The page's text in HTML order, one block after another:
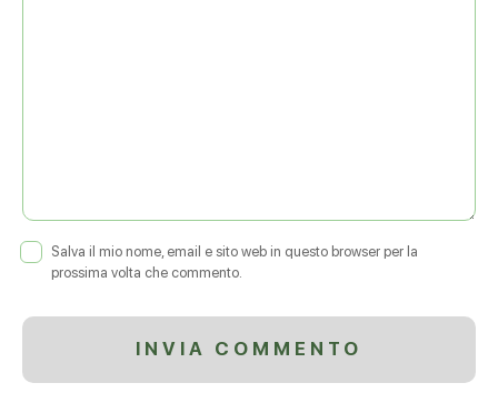
Salva il mio nome, email e sito web in questo browser per la
prossima volta che commento.